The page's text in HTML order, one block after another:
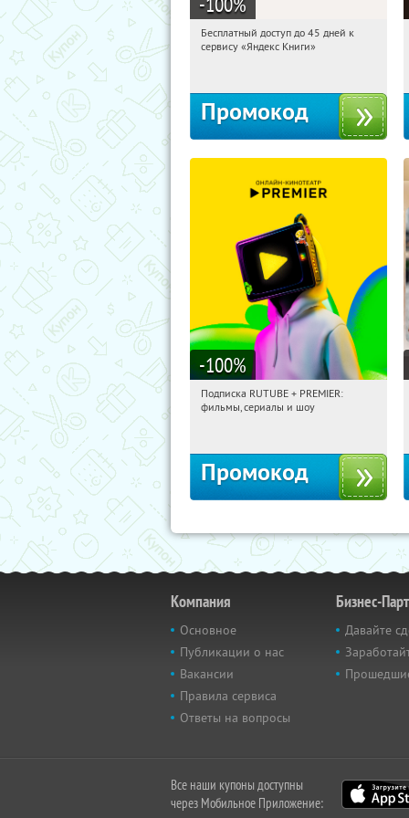
04:18:30
Получи первым!
Бесплатный доступ до 45 дней к
сервису «Яндекс Книги»
Промокод
-100%
04:18:30 Получили:
Подписка RUTUBE + PREMIER:
фильмы, сериалы и шоу
Промокод
Компания
Основное
Публикации о нас
Вакансии
Правила сервиса
Ответы на вопросы
Бизнес-
Давайте
Все наши купоны доступны
через Мобильное Приложение: